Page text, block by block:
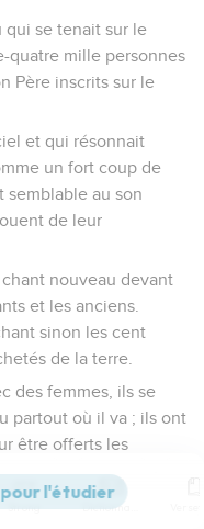
qui se tenait sur le
quatre mille personnes
Père inscrits sur le
et qui résonnait
un fort coup de
semblable au son
de leur
nouveau devant
et les anciens.
sinon les cent
de la terre.
des femmes, ils se
partout où il va ; ils ont
être offerts les
place pour le
Strong